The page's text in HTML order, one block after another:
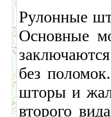
Рулонные
Основные
без
шторы и
второго